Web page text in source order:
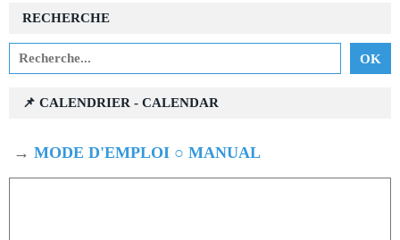
RECHERCHE
📌 CALENDRIER - CALENDAR
→ MODE D'EMPLOI ○ MANUAL